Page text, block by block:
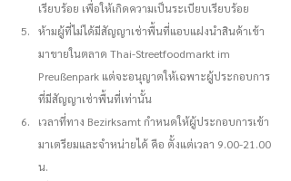
เรียบร้อย เพื่อให้เกิดความเป็นระเบียบเรียบร้อย
ห้ามผู้ที่ไม่ได้มีสัญญาเช่าพื้นที่แอบแฝงนำสินค้าเข้า
มาขายในตลาด Thai-Streetfoodmarkt im
Preußenpark แต่จะอนุญาตให้เฉพาะผู้ประกอบการ
ที่มีสัญญาเช่าพื้นที่เท่านั้น
เวลาที่ทาง Bezirksamt กำหนดให้ผู้ประกอบการเข้า
มาเตรียมและจำหน่ายได้ คือ ตั้งแต่เวลา 9.00-21.00
น.